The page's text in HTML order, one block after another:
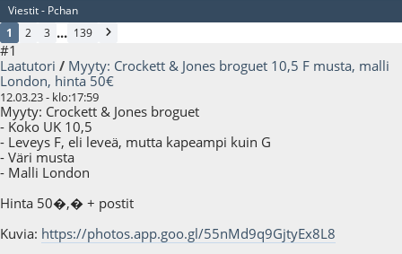
Viestit - Pchan
1
2 3 ... 139
#1
Laatutori / Myyty: Crockett & Jones broguet 10,5 F musta, malli
London, hinta 50€
12.03.23 - klo:17:59
Myyty: Crockett & Jones broguet
- Koko UK 10,5
- Leveys F, eli leveä, mutta kapeampi kuin G
- Väri musta
- Malli London
Hinta 50�,� + postit
Kuvia: https://photos.app.goo.gl/55nMd9q9GjtyEx8L8